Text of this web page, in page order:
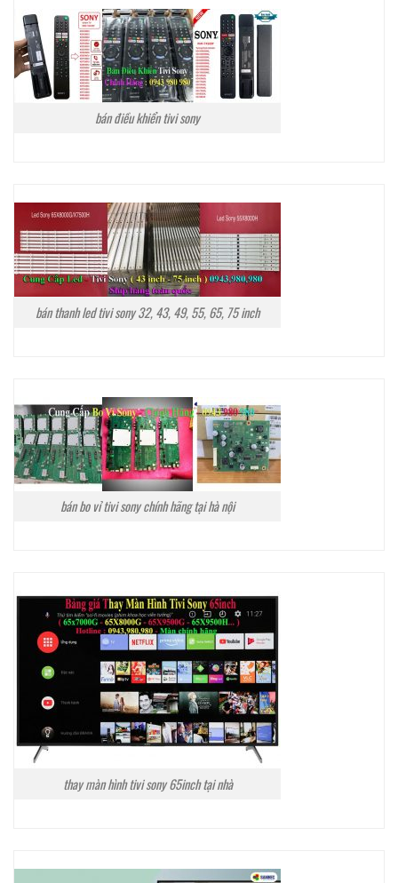
bán điều khiển tivi sony
bán thanh led tivi sony 32, 43, 49, 55, 65, 75 inch
bán bo vỉ tivi sony chính hãng tại hà nội
thay màn hình tivi sony 65inch tại nhà